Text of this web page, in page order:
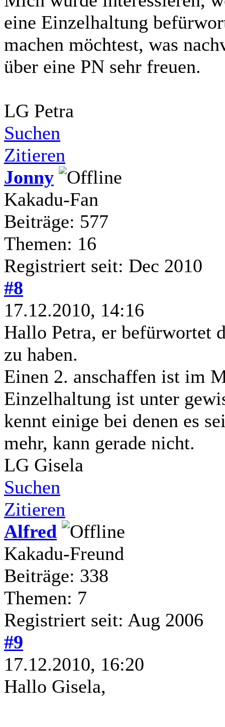
eine Einzelhaltung
machen möchtest, was
über eine PN sehr freuen.
LG Petra
Suchen
Zitieren
Jonny
Kakadu-Fan
Beiträge: 577
Themen: 16
Registriert seit: Dec 2010
#8
17.12.2010, 14:16
Hallo Petra, er befürwortet
zu haben.
Einen 2. anschaffen ist im
Einzelhaltung ist unter
kennt einige bei denen es
mehr, kann gerade nicht.
LG Gisela
Suchen
Zitieren
Alfred
Kakadu-Freund
Beiträge: 338
Themen: 7
Registriert seit: Aug 2006
#9
17.12.2010, 16:20
Hallo Gisela,